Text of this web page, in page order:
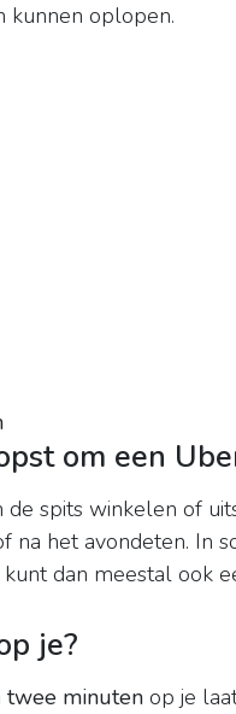
kunnen oplopen.
om een
spits winkelen of
na het avondeten. In
dan meestal ook
je?
twee minuten op je